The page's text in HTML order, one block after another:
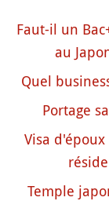
Faut-il un
au
Quel
Portage
Visa
Temple